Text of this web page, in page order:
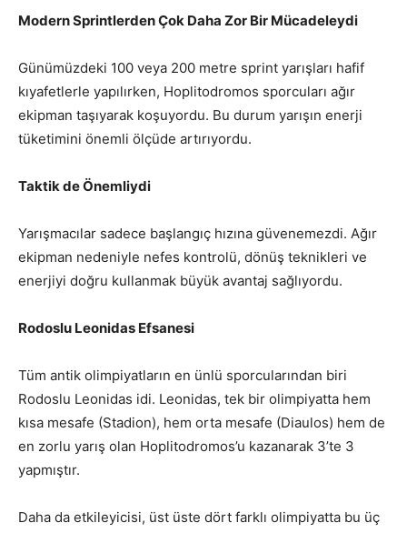
Modern Sprintlerden Çok Daha Zor Bir Mücadeleydi
Günümüzdeki 100 veya 200 metre sprint yarışları hafif
kıyafetlerle yapılırken, Hoplitodromos sporcuları ağır
ekipman taşıyarak koşuyordu. Bu durum yarışın enerji
tüketimini önemli ölçüde artırıyordu.
Taktik de Önemliydi
Yarışmacılar sadece başlangıç hızına güvenemezdi. Ağır
ekipman nedeniyle nefes kontrolü, dönüş teknikleri ve
enerjiyi doğru kullanmak büyük avantaj sağlıyordu.
Rodoslu Leonidas Efsanesi
Tüm antik olimpiyatların en ünlü sporcularından biri
Rodoslu Leonidas idi. Leonidas, tek bir olimpiyatta hem
kısa mesafe (Stadion), hem orta mesafe (Diaulos) hem de
en zorlu yarış olan Hoplitodromos’u kazanarak 3’te 3
yapmıştır.
Daha da etkileyicisi, üst üste dört farklı olimpiyatta bu üç